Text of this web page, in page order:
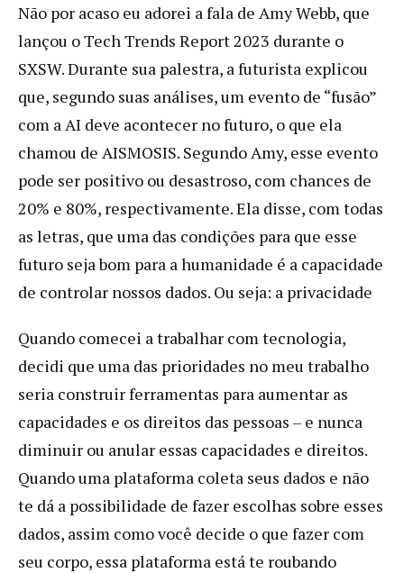
Não por acaso eu adorei a fala de Amy Webb, que
lançou o Tech Trends Report 2023 durante o
SXSW. Durante sua palestra, a futurista explicou
que, segundo suas análises, um evento de “fusão”
com a AI deve acontecer no futuro, o que ela
chamou de AISMOSIS. Segundo Amy, esse evento
pode ser positivo ou desastroso, com chances de
20% e 80%, respectivamente. Ela disse, com todas
as letras, que uma das condições para que esse
futuro seja bom para a humanidade é a capacidade
de controlar nossos dados. Ou seja: a privacidade
Quando comecei a trabalhar com tecnologia,
decidi que uma das prioridades no meu trabalho
seria construir ferramentas para aumentar as
capacidades e os direitos das pessoas – e nunca
diminuir ou anular essas capacidades e direitos.
Quando uma plataforma coleta seus dados e não
te dá a possibilidade de fazer escolhas sobre esses
dados, assim como você decide o que fazer com
seu corpo, essa plataforma está te roubando